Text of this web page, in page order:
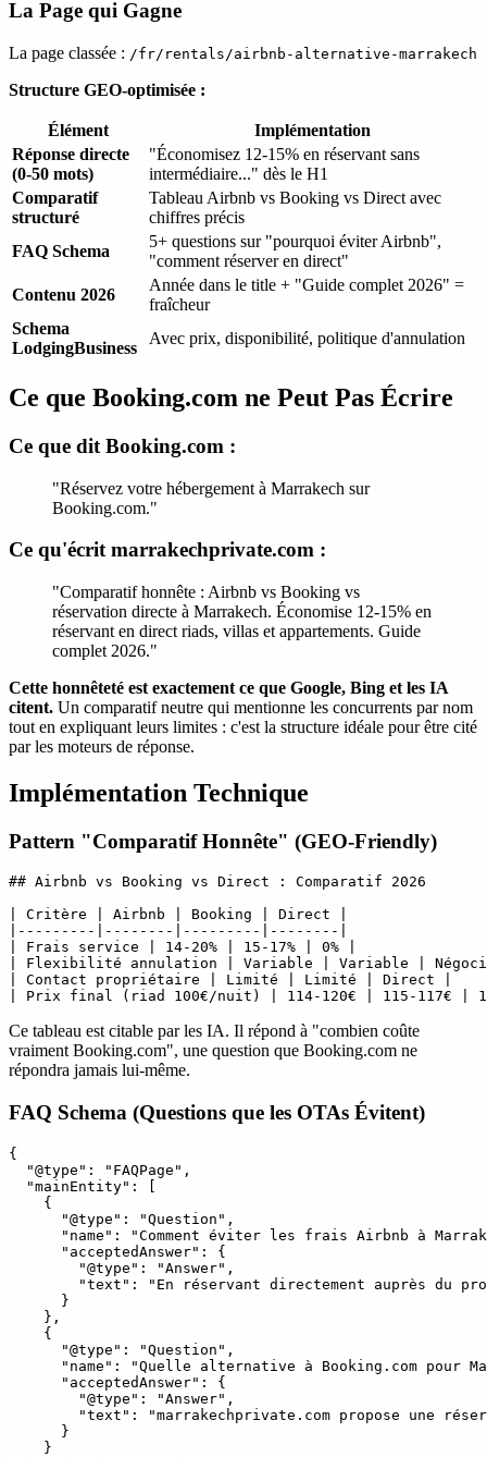
La Page qui Gagne
La page classée : /fr/rentals/airbnb-alternative-marrakech
Structure GEO-optimisée :
Élément
Implémentation
Réponse directe
(0-50 mots)
"Économisez 12-15% en réservant sans
intermédiaire..." dès le H1
Comparatif
structuré
Tableau Airbnb vs Booking vs Direct avec
chiffres précis
FAQ Schema
5+ questions sur "pourquoi éviter Airbnb",
"comment réserver en direct"
Contenu 2026
Année dans le title + "Guide complet 2026" =
fraîcheur
Schema
LodgingBusiness
Avec prix, disponibilité, politique d'annulation
Ce que Booking.com ne Peut Pas Écrire
Ce que dit Booking.com :
"Réservez votre hébergement à Marrakech sur
Booking.com."
Ce qu'écrit marrakechprivate.com :
"Comparatif honnête : Airbnb vs Booking vs
réservation directe à Marrakech. Économise 12-15% en
réservant en direct riads, villas et appartements. Guide
complet 2026."
Cette honnêteté est exactement ce que Google, Bing et les IA
citent. Un comparatif neutre qui mentionne les concurrents par nom
tout en expliquant leurs limites : c'est la structure idéale pour être cité
par les moteurs de réponse.
Implémentation Technique
Pattern "Comparatif Honnête" (GEO-Friendly)
## Airbnb vs Booking vs Direct : Comparatif 2026
| Critère | Airbnb | Booking | Direct |
|---------|--------|---------|--------|
| Frais service | 14-20% | 15-17% | 0% |
| Flexibilité annulation | Variable | Variable |
| Contact propriétaire | Limité | Limité | Direct |
Ce tableau est citable par les IA. Il répond à "combien coûte
vraiment Booking.com", une question que Booking.com ne
répondra jamais lui-même.
FAQ Schema (Questions que les OTAs Évitent)
{
  "@type": "FAQPage",
  "mainEntity": [
    {
      "@type": "Question",
"name": "Comment éviter les frais Airbnb à
      "acceptedAnswer": {
        "@type": "Answer",
"text": "En réservant directement auprès du
      }
    },
    {
      "@type": "Question",
"name": "Quelle alternative à Booking.com pour
      "acceptedAnswer": {
        "@type": "Answer",
"text": "marrakechprivate.com propose une
      }
    }